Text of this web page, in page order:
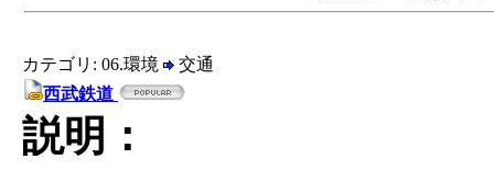
カテゴリ: 06.環境
交通
西武鉄道
説明：